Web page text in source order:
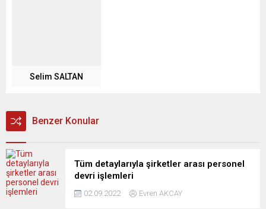
Selim SALTAN
Benzer Konular
Tüm detaylarıyla şirketler arası personel
devri işlemleri
02.09.2022 Evren AKCAY